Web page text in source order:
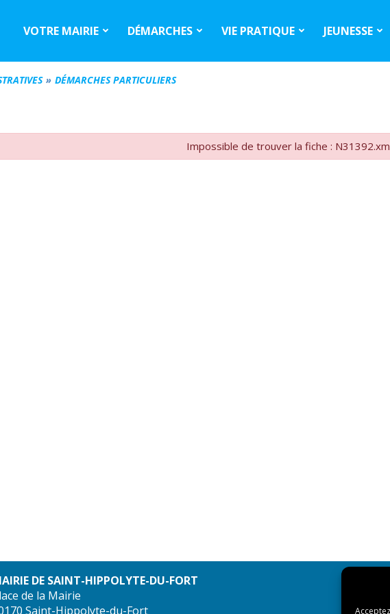
VOTRE MAIRIE DÉMARCHES VIE PRATIQUE JEUNESSE
DÉMARCHES PARTICULIERS
Impossible de trouver la fiche :
DE SAINT-HIPPOLYTE-DU-FORT
de la Mairie
Saint-Hippolyte-du-Fort